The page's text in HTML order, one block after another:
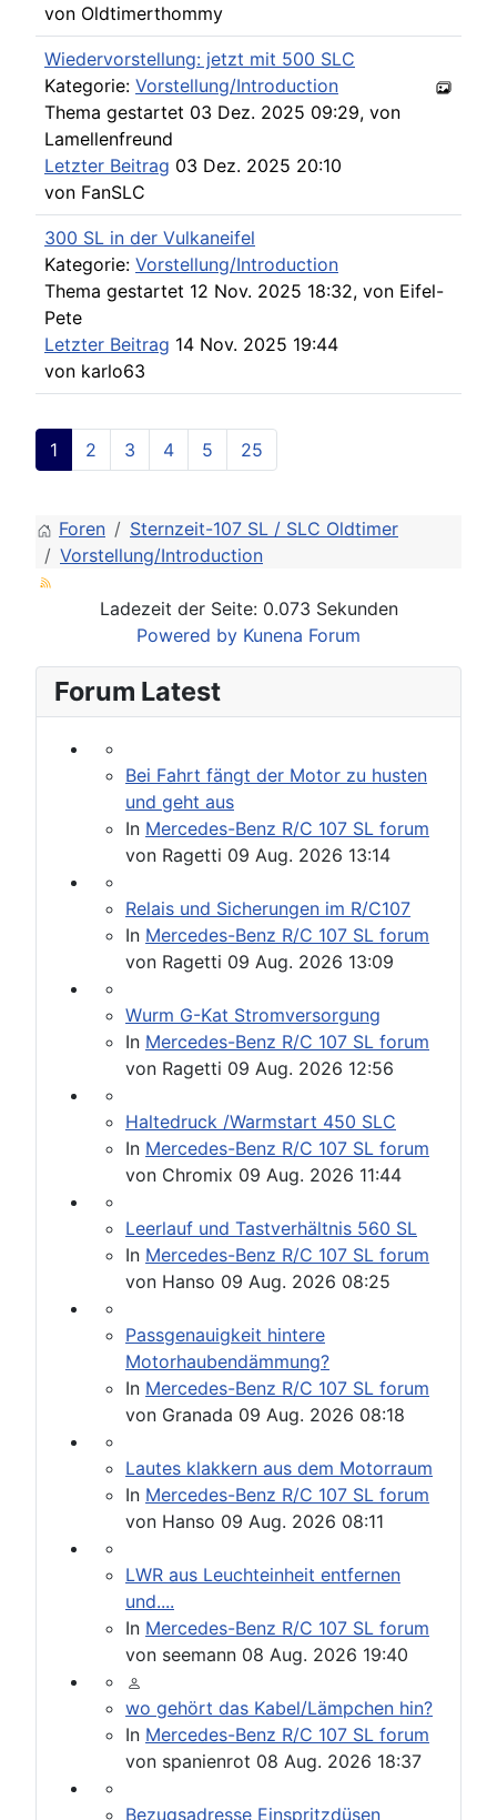
von Oldtimerthommy
Wiedervorstellung: jetzt mit 500 SLC
Kategorie: Vorstellung/Introduction
Thema gestartet 03 Dez. 2025 09:29, von
Lamellenfreund
Letzter Beitrag 03 Dez. 2025 20:10
von FanSLC
300 SL in der Vulkaneifel
Kategorie: Vorstellung/Introduction
Thema gestartet 12 Nov. 2025 18:32, von Eifel-
Pete
Letzter Beitrag 14 Nov. 2025 19:44
von karlo63
1 2 3 4 5 25
Foren
Sternzeit-107 SL / SLC Oldtimer
Vorstellung/Introduction
Ladezeit der Seite: 0.073 Sekunden
Powered by Kunena Forum
Forum Latest
Bei Fahrt fängt der Motor zu husten
und geht aus
In Mercedes-Benz R/C 107 SL forum
von Ragetti 09 Aug. 2026 13:14
Relais und Sicherungen im R/C107
In Mercedes-Benz R/C 107 SL forum
von Ragetti 09 Aug. 2026 13:09
Wurm G-Kat Stromversorgung
In Mercedes-Benz R/C 107 SL forum
von Ragetti 09 Aug. 2026 12:56
Haltedruck /Warmstart 450 SLC
In Mercedes-Benz R/C 107 SL forum
von Chromix 09 Aug. 2026 11:44
Leerlauf und Tastverhältnis 560 SL
In Mercedes-Benz R/C 107 SL forum
von Hanso 09 Aug. 2026 08:25
Passgenauigkeit hintere
Motorhaubendämmung?
In Mercedes-Benz R/C 107 SL forum
von Granada 09 Aug. 2026 08:18
Lautes klakkern aus dem Motorraum
In Mercedes-Benz R/C 107 SL forum
von Hanso 09 Aug. 2026 08:11
LWR aus Leuchteinheit entfernen
und....
In Mercedes-Benz R/C 107 SL forum
von seemann 08 Aug. 2026 19:40
wo gehört das Kabel/Lämpchen hin?
In Mercedes-Benz R/C 107 SL forum
von spanienrot 08 Aug. 2026 18:37
Bezugsadresse Einspritzdüsen